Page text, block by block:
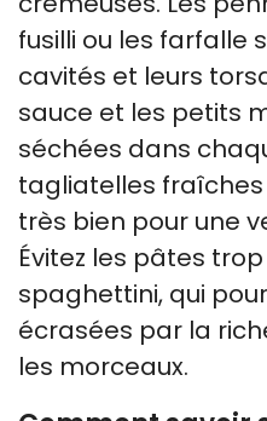
fusilli ou les farfalle
cavités et leurs
sauce et les petits
séchées dans
tagliatelles
très bien pour une
Évitez les pâtes
spaghettini, qui
écrasées par la
les morceaux.